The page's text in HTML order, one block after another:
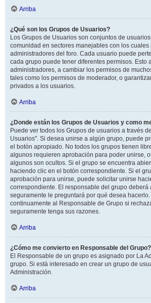
Arriba
¿Qué son los Grupos de Usuarios?
Los Grupos de Usuarios son conjuntos de
comunidad en sectores manejables con los
administradores del foro. Cada usuario puede
cada grupo puede tener diferentes permisos. Esto
administradores, a cambiar los permisos de
tales como los permisos de moderador, o
privados a los usuarios.
Arriba
¿Donde están los Grupos de Usuarios y como
Puede ver todos los Grupos de usuarios a través
Usuarios". Si desea unirse a algún grupo, puede
el botón apropiado. No todos los grupos tienen
algunos requieren aprobación para poder unirse,
algunos son ocultos. Si el grupo se encuentra
haciendo clic en el botón correspondiente. Si el
aprobación para unirse, puede solicitar unirse
correspondiente. El responsable del grupo deberá
seguramente le preguntará por qué desea
continuamente al Responsable de Grupo si
seguramente tenga sus razones.
Arriba
¿Cómo me convierto en Responsable del Grupo?
El Responsable de un grupo es asignado por La
grupo. Si está interesado en crear un grupo de
Administración.
Arriba